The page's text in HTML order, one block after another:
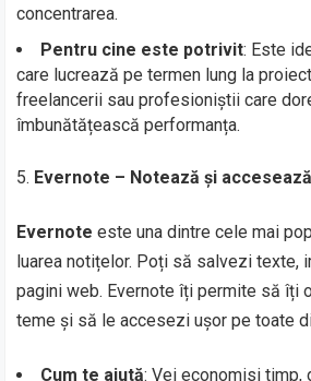
concentrarea.
Pentru cine este potrivit: Este
care lucrează pe termen lung la
freelancerii sau profesioniștii care
îmbunătățească performanța.
Evernote – Notează și
Evernote este una dintre cele mai
luarea notițelor. Poți să salvezi texte,
pagini web. Evernote îți permite să îți
teme și să le accesezi ușor pe toate
Cum te ajută: Vei economisi timp,